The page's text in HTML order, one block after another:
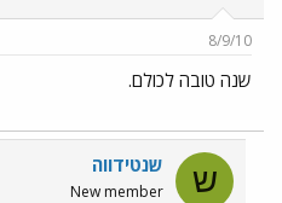
ו
ש
א
8/9/10
שנה טובה לכולם.
ש שנטידווה
New member